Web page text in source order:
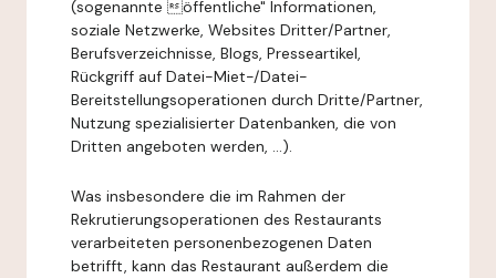
(sogenannte öffentliche" Informationen,
soziale Netzwerke, Websites Dritter/Partner,
Berufsverzeichnisse, Blogs, Presseartikel,
Rückgriff auf Datei-Miet-/Datei-
Bereitstellungsoperationen durch Dritte/Partner,
Nutzung spezialisierter Datenbanken, die von
Dritten angeboten werden, ...).
Was insbesondere die im Rahmen der
Rekrutierungsoperationen des Restaurants
verarbeiteten personenbezogenen Daten
betrifft, kann das Restaurant außerdem die